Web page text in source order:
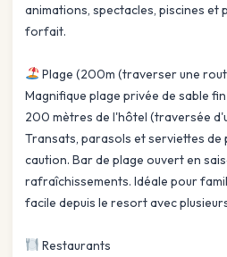
animations, spectacles, piscines et
forfait.
Plage (200m (traverser une
Magnifique plage privée de sable
200 mètres de l'hôtel (traversée
Transats, parasols et serviettes de
caution. Bar de plage ouvert en
rafraîchissements. Idéale pour
facile depuis le resort avec
Restaurants